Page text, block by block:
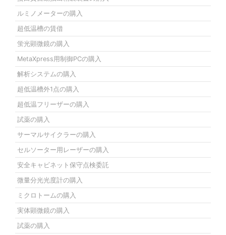
ルミノメーターの購入
超低温槽の賃借
蛍光顕微鏡の購入
MetaXpress用制御PCの購入
解析システムの購入
超低温槽外1点の購入
超低温フリーザーの購入
試薬の購入
サーマルサイクラーの購入
セルソーター用レーザーの購入
安全キャビネット保守点検委託
微量分光光度計の購入
ミクロトームの購入
実体顕微鏡の購入
試薬の購入